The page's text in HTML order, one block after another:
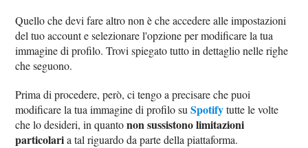
Quello che devi fare altro non è che accedere alle impostazioni
del tuo account e selezionare l'opzione per modificare la tua
immagine di profilo. Trovi spiegato tutto in dettaglio nelle righe
che seguono.
Prima di procedere, però, ci tengo a precisare che puoi
modificare la tua immagine di profilo suSpotifytutte le volte
che lo desideri, in quantonon sussistono limitazioni
particolaria tal riguardo da parte della piattaforma.